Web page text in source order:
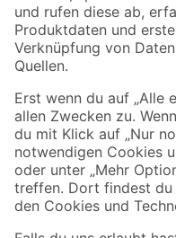
Zahlungsarten
Sicher einkaufen
Jetzt die toom-App